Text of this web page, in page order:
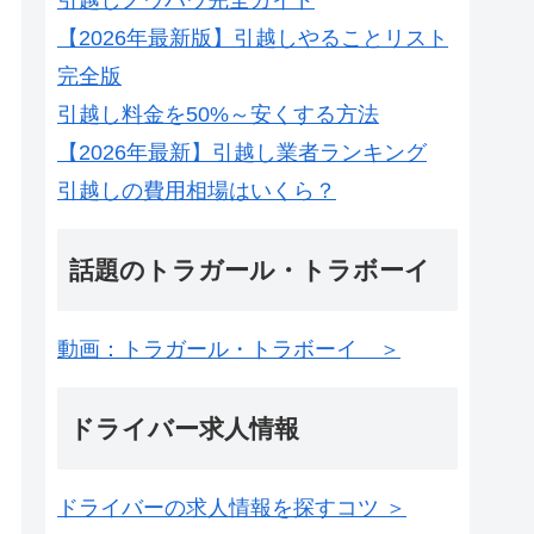
【2026年最新版】引越しやることリスト
完全版
引越し料金を50%～安くする方法
【2026年最新】引越し業者ランキング
引越しの費用相場はいくら？
話題のトラガール・トラボーイ
動画：トラガール・トラボーイ ＞
ドライバー求人情報
ドライバーの求人情報を探すコツ ＞